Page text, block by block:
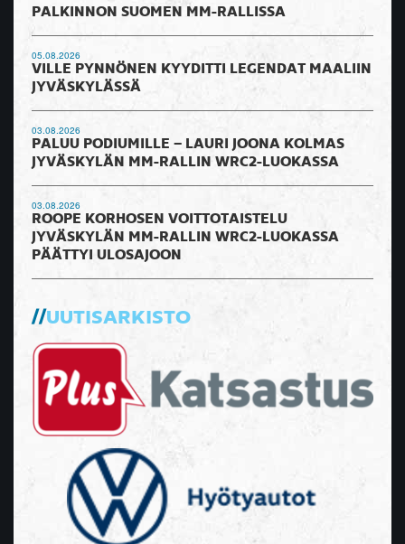
PALKINNON SUOMEN MM-RALLISSA
05.08.2026
VILLE PYNNÖNEN KYYDITTI LEGENDAT MAALIIN
JYVÄSKYLÄSSÄ
03.08.2026
PALUU PODIUMILLE – LAURI JOONA KOLMAS
JYVÄSKYLÄN MM-RALLIN WRC2-LUOKASSA
03.08.2026
ROOPE KORHOSEN VOITTOTAISTELU
JYVÄSKYLÄN MM-RALLIN WRC2-LUOKASSA
PÄÄTTYI ULOSAJOON
UUTISARKISTO